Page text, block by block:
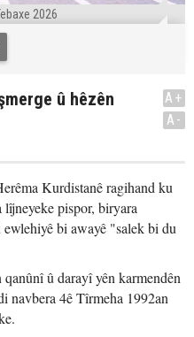
2026
û hêzên
A+
A-
Kurdistanê ragihand ku
pispor, biryara
bi awayê "salek bi du
û darayî yên karmendên
navbera 4ê Tîrmeha 1992an